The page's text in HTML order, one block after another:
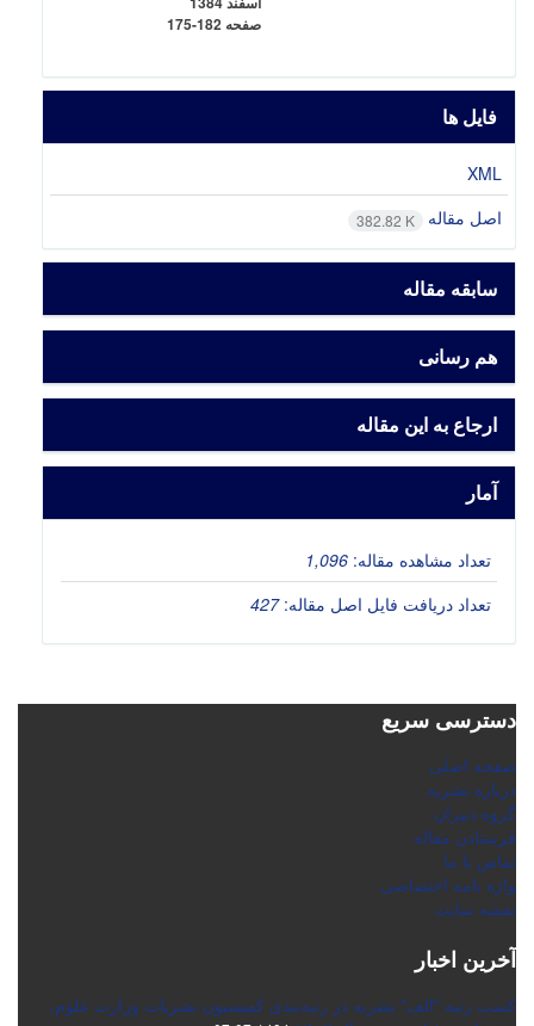
صفحه 175-182
فایل ها
XML
اصل مقاله
382.82 K
سابقه مقاله
هم رسانی
ارجاع به این مقاله
آمار
تعداد مشاهده مقاله: 1,096
تعداد دریافت فایل اصل مقاله:427
دسترسی سریع
صفحه اصلی
درباره نشریه
گروه دبیران
فرستادن مقاله
تماس با ما
واژه نامه اختصاصی
نقشه سایت
آخرین اخبار
کسب رتبه "الف" نشریه در رتبه‌بندی کمیسیون نشریات وزارت علوم،